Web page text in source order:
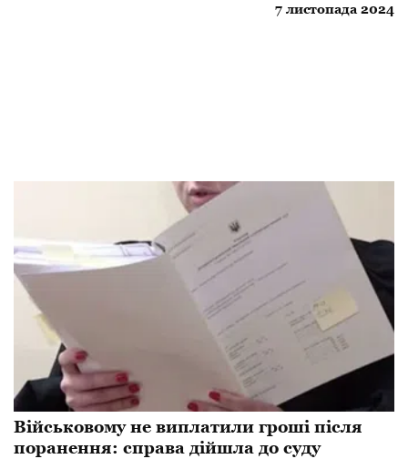
7 листопада 2024
Військовому не виплатили гроші після
поранення: справа дійшла до суду